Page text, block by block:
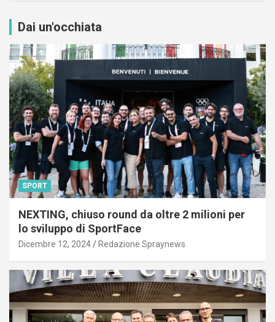
Dai un'occhiata
SPORT
NEXTING, chiuso round da oltre 2 milioni per
lo sviluppo di SportFace
Dicembre 12, 2024 Redazione Spraynews